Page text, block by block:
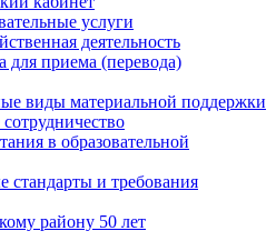
услуги
деятельность
для приема (перевода)
виды материальной поддержки
в образовательной
стандарты и требования
району 50 лет